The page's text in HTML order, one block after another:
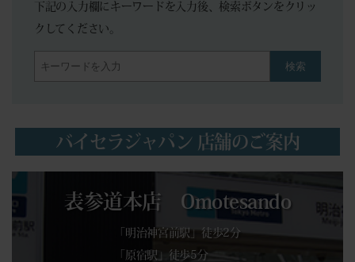
下記の入力欄にキーワードを入力後、検索ボタンをクリッ
クしてください。
検索
バイセラジャパン 店舗のご案内
表参道本店 Omotesando
「明治神宮前駅」徒歩2分
「原宿駅」徒歩5分